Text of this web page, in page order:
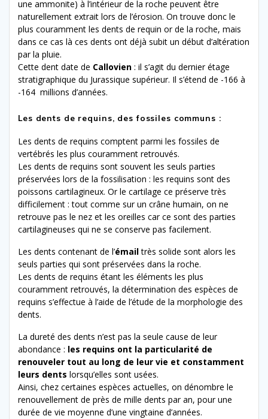
une ammonite) à l’intérieur de la roche peuvent être
naturellement extrait lors de l’érosion. On trouve donc le
plus couramment les dents de requin or de la roche, mais
dans ce cas là ces dents ont déjà subit un début d’altération
par la pluie.
Cette dent date de Callovien : il s’agit du dernier étage
stratigraphique du Jurassique supérieur. Il s’étend de -166 à
-164 millions d’années.
Les dents de requins, des fossiles communs :
Les dents de requins comptent parmi les fossiles de
vertébrés les plus couramment retrouvés.
Les dents de requins sont souvent les seuls parties
préservées lors de la fossilisation : les requins sont des
poissons cartilagineux. Or le cartilage ce préserve très
difficilement : tout comme sur un crâne humain, on ne
retrouve pas le nez et les oreilles car ce sont des parties
cartilagineuses qui ne se conserve pas facilement.
Les dents contenant de l’émailtrès solide sont alors les
seuls parties qui sont préservées dans la roche.
Les dents de requins étant les éléments les plus
couramment retrouvés, la détermination des espèces de
requins s’effectue à l’aide de l’étude de la morphologie des
dents.
La dureté des dents n’est pas la seule cause de leur
abondance : les requins ont la particularité de
renouveler tout au long de leur vie et constamment
leurs dents lorsqu’elles sont usées.
Ainsi, chez certaines espèces actuelles, on dénombre le
renouvellement de près de mille dents par an, pour une
durée de vie moyenne d’une vingtaine d’années.